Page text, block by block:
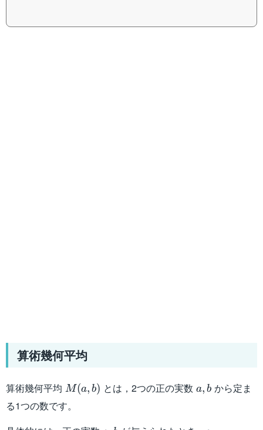
算術幾何平均
算術幾何平均 M(a,b)
M(a, b) とは，2つの正の実数 a,b
a, bから定ま
る1つの数です。